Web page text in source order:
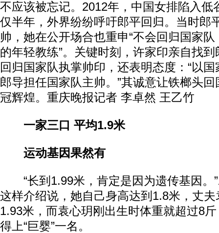
不应该被忘记。2012年，中国女排陷入低
仅半年，外界纷纷呼吁郎平回归。当时郎
帅，她在公开场合也重申“不会回归国家
的年轻教练”。关键时刻，许家印亲自找
回归国家队执掌帅印，还表明态度：“以
郎导担任国家队主帅。”其诚意让铁榔头
冠辉煌。重庆晚报记者 李卓然 王乙竹
一家三口 平均1.9米
运动基因果然有
“长到1.99米，肯定是因为遗传基因。”
这样介绍说，她自己身高达到1.8米，丈
1.93米，而袁心玥刚出生时体重就超过8
得上“巨婴”一名。